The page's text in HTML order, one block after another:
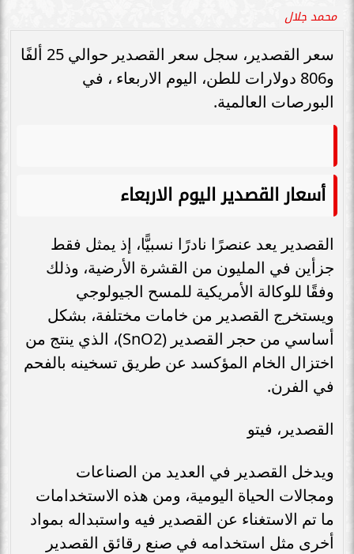
محمد جلال
سعر القصدير، سجل سعر القصدير حوالي 25 ألفًا
و806 دولارات للطن، اليوم الاربعاء ، في
البورصات العالمية.
أسعار القصدير اليوم الاربعاء
القصدير يعد عنصرًا نادرًا نسبيًّا، إذ يمثل فقط
جزأين في المليون من القشرة الأرضية، وذلك
وفقًا للوكالة الأمريكية للمسح الجيولوجي
ويستخرج القصدير من خامات مختلفة، بشكل
أساسي من حجر القصدير (SnO2)، الذي ينتج من
اختزال الخام المؤكسد عن طريق تسخينه بالفحم
في الفرن.
القصدير، فيتو
ويدخل القصدير في العديد من الصناعات
ومجالات الحياة اليومية، ومن هذه الاستخدامات
ما تم الاستغناء عن القصدير فيه واستبداله بمواد
أخرى مثل استخدامه في صنع رقائق القصدير